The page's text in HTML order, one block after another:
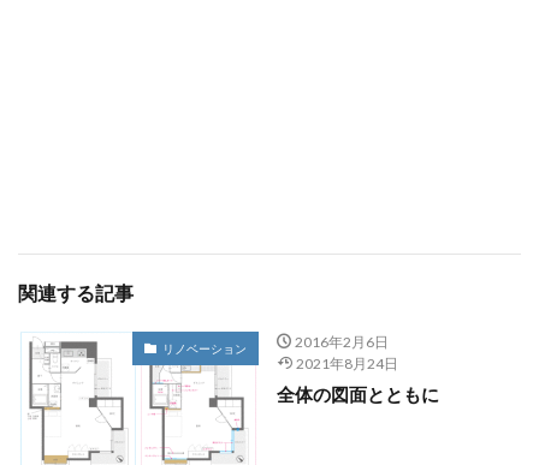
関連する記事
リノベーション
2016年2月6日
2021年8月24日
全体の図面とともに